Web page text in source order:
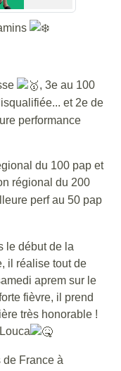
, 3e au 100
et 2e de
performance
du 100 pap et
régional du 200
perf au 50 pap
le début de la
il réalise tout de
aprem sur le
fièvre, il prend
très honorable !
de France à